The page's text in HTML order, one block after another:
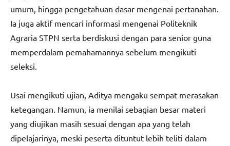
umum, hingga pengetahuan dasar mengenai pertanahan.
Ia juga aktif mencari informasi mengenai Politeknik
Agraria STPN serta berdiskusi dengan para senior guna
memperdalam pemahamannya sebelum mengikuti
seleksi.
Usai mengikuti ujian, Aditya mengaku sempat merasakan
ketegangan. Namun, ia menilai sebagian besar materi
yang diujikan masih sesuai dengan apa yang telah
dipelajarinya, meski peserta dituntut lebih teliti dalam